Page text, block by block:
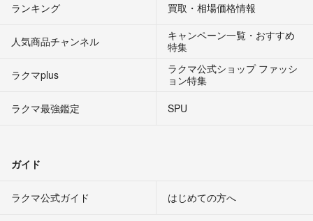
ランキング 買取・相場価格情報
人気商品チャンネル
キャンペーン一覧・おすすめ
特集
ラクマplus
ラクマ公式ショップ ファッシ
ョン特集
ラクマ最強鑑定
SPU
ガイド
ラクマ公式ガイド はじめての方へ